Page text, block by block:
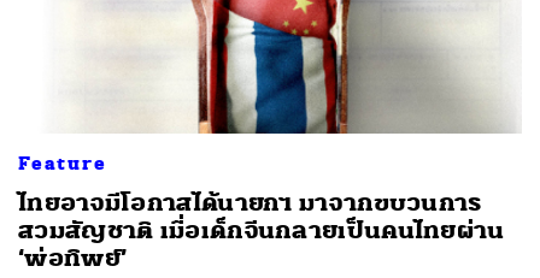
Feature
ไทยอาจมีโอกาสได้นายกฯ มาจากขบวนการ
สวมสัญชาติ เมื่อเด็กจีนกลายเป็นคนไทยผ่าน
‘พ่อทิพย์’